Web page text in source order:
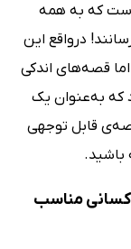
که به همه
درواقع این
قصه‌های اندکی
که به‌عنوان یک
قابل توجهی
باشید.
کسانی مناسب